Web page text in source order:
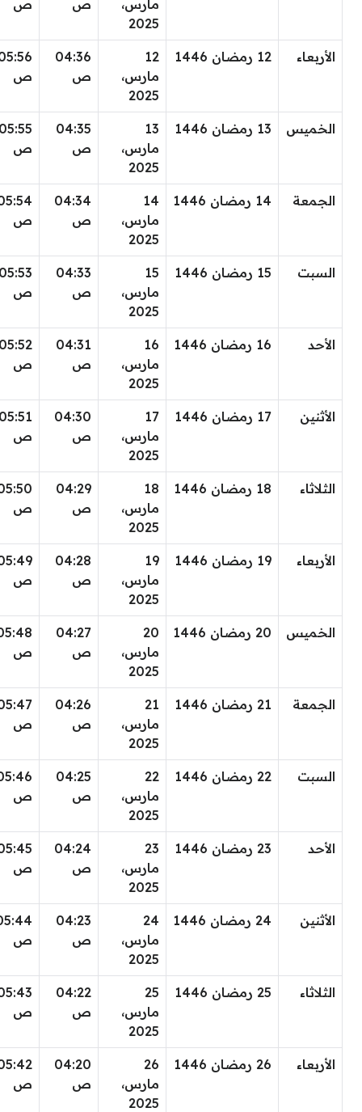
مارس،
2025
ص ص
الأربعاء 12 رمضان 1446
12
مارس،
2025
04:36
ص
ص
الخميس 13 رمضان 1446
13
مارس،
2025
04:35
ص
ص
الجمعة 14 رمضان 1446
14
مارس،
2025
04:34
ص
ص
السبت 15 رمضان 1446
15
مارس،
2025
04:33
ص
ص
الأحد 16 رمضان 1446
16
مارس،
2025
04:31
ص
ص
الأثنين 17 رمضان 1446
17
مارس،
2025
04:30
ص
ص
الثلاثاء 18 رمضان 1446
18
مارس،
2025
04:29
ص
ص
الأربعاء 19 رمضان 1446
19
مارس،
2025
04:28
ص
ص
الخميس 20 رمضان 1446
20
مارس،
2025
04:27
ص
ص
الجمعة 21 رمضان 1446
21
مارس،
2025
04:26
ص
ص
السبت 22 رمضان 1446
22
مارس،
2025
04:25
ص
ص
الأحد 23 رمضان 1446
23
مارس،
2025
04:24
ص
ص
الأثنين 24 رمضان 1446
24
مارس،
2025
04:23
ص
ص
الثلاثاء 25 رمضان 1446
25
مارس،
2025
04:22
ص
ص
الأربعاء 26 رمضان 1446
26
مارس،
2025
04:20
ص
ص